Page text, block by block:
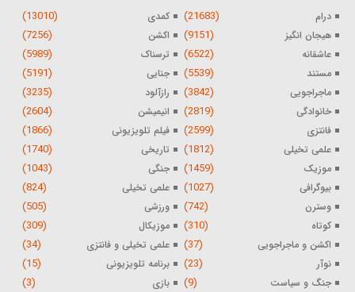
درام (21683) کمدی (13010)
هیجان انگیز (9151) اکشن (7256)
عاشقانه (6522) ترسناک (5989)
مستند (5539) جنایی (5191)
ماجراجویی (3842) رازآلود (3235)
خانوادگی (2819) انیمیشن (2604)
فانتزی (2599) فیلم تلویزیونی (1866)
علمی تخیلی (1812) تاریخی (1740)
موزیک (1459) جنگی (1043)
بیوگرافی (1027) علمی تخیلی (824)
وسترن (742) ورزشی (505)
کوتاه (310) موزیکال (309)
اکشن و ماجراجویی (37) علمی تخیلی و فانتزی (34)
نوآر (23) برنامه تلویزیونی (15)
جنگ و سیاست (9) بازی (3)